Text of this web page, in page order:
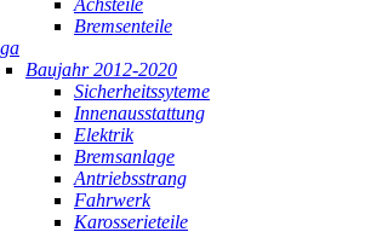
Achsteile
Bremsenteile
Baujahr 2012-2020
Sicherheitssyteme
Innenausstattung
Elektrik
Bremsanlage
Antriebsstrang
Fahrwerk
Karosserieteile